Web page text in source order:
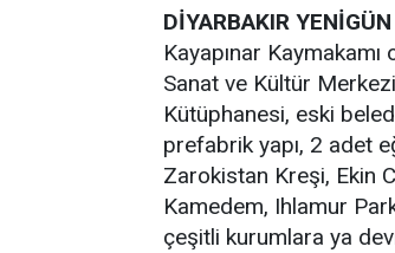
DİYARBAKIR YENİGÜN
Kayapınar
Sanat ve Kültür
Kütüphanesi, eski
prefabrik yapı, 2 adet
Zarokistan Kreşi, Ekin
Kamedem, Ihlamur
çeşitli kurumlara ya